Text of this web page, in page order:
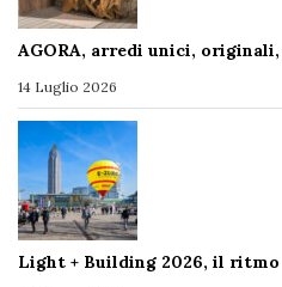
AGORA, arredi unici,
14 Luglio 2026
Light + Building 2026, il